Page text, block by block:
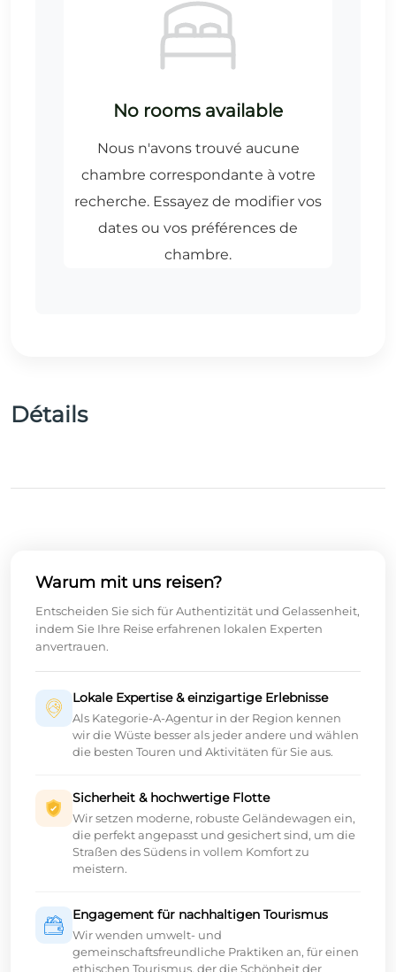
Détails
Warum mit uns reisen?
Entscheiden Sie sich für Authentizität und Gelassenheit,
indem Sie Ihre Reise erfahrenen lokalen Experten
anvertrauen.
Lokale Expertise & einzigartige Erlebnisse
Als Kategorie-A-Agentur in der Region kennen
wir die Wüste besser als jeder andere und wählen
die besten Touren und Aktivitäten für Sie aus.
Sicherheit & hochwertige Flotte
Wir setzen moderne, robuste Geländewagen ein,
die perfekt angepasst und gesichert sind, um die
Straßen des Südens in vollem Komfort zu
meistern.
Engagement für nachhaltigen Tourismus
Wir wenden umwelt- und
gemeinschaftsfreundliche Praktiken an, für einen
ethischen Tourismus, der die Schönheit der